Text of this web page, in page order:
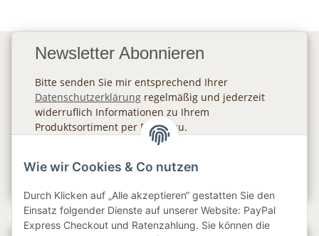
Newsletter Abonnieren
Bitte senden Sie mir entsprechend Ihrer
Datenschutzerklärung regelmäßig und jederzeit
widerruflich Informationen zu Ihrem
Produktsortiment per E-Mail zu.
Wie wir Cookies & Co nutzen
Durch Klicken auf „Alle akzeptieren“ gestatten Sie den
Einsatz folgender Dienste auf unserer Website: PayPal
Express Checkout und Ratenzahlung. Sie können die